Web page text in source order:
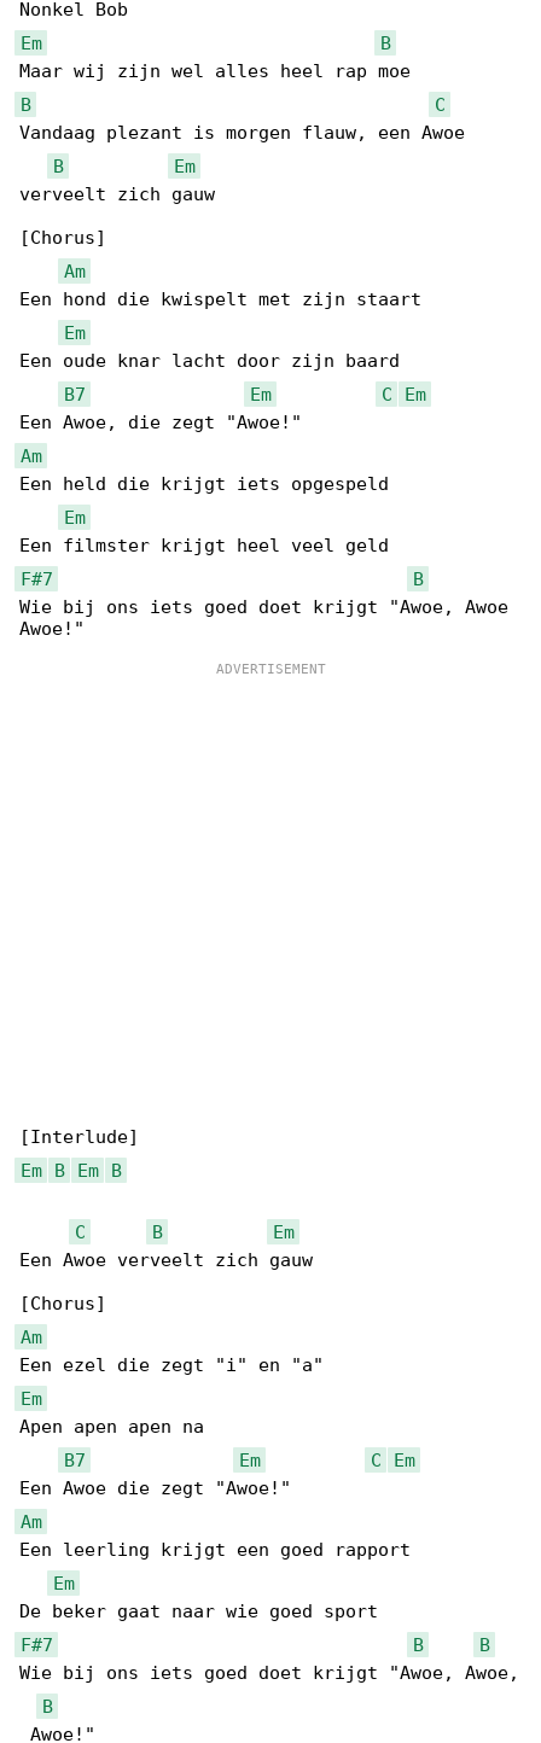
Em
B
B
C
Vandaag plezant is morgen flauw, een Awoe
B
Em
verveelt zich gauw
[Chorus]
Am
Een hond die kwispelt met zijn staart
Em
Een oude knar lacht door zijn baard
B7
Em C
Em
Am
Een held die krijgt iets opgespeld
Em
F#7
B
Wie bij ons iets goed doet krijgt "Awoe, Awoe
Em
B Em B
C B
Em
Een Awoe verveelt zich gauw
Am
Em
Apen apen apen na
B7
Em C
Em
Am
Een leerling krijgt een goed rapport
Em
F#7
B
B
Wie bij ons iets goed doet krijgt "Awoe, Awoe,
B
Awoe!"